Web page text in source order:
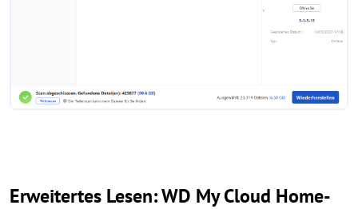
Erweitertes Lesen: WD My Cloud Home-